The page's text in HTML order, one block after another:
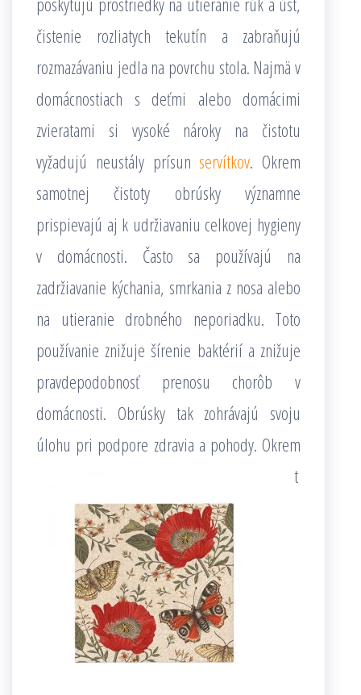
čistenie rozliatych tekutín a zabraňujú
rozmazávaniu jedla na povrchu stola. Najmä v
domácnostiach s deťmi alebo domácimi
zvieratami si vysoké nároky na čistotu
vyžadujú neustály prísunservítkov. Okrem
samotnej čistoty obrúsky významne
prispievajú aj k udržiavaniu celkovej hygieny
v domácnosti. Často sa používajú na
zadržiavanie kýchania, smrkania z nosa alebo
na utieranie drobného neporiadku. Toto
používanie znižuje šírenie baktérií a znižuje
pravdepodobnosť prenosu chorôb v
domácnosti. Obrúsky tak zohrávajú svoju
úlohu pri podpore zdravia a pohody. Okrem
t